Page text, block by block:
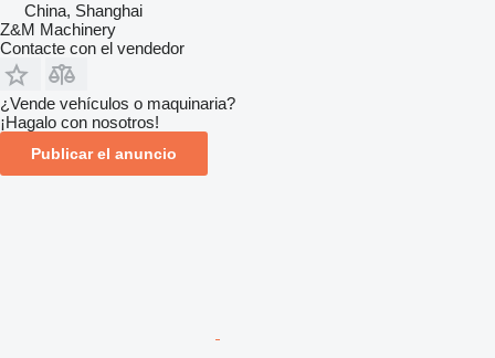
China, Shanghai
Z&M Machinery
Contacte con el vendedor
¿Vende vehículos o maquinaria?
¡Hagalo con nosotros!
Publicar el anuncio